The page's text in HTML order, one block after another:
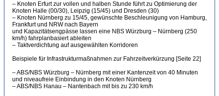
– Knoten Erfurt zur vollen und halben Stunde führt zu Optimierung der
Knoten Halle (00/30), Leipzig (15/45) und Dresden (30)
– Knoten Nürnberg zu 15/45, gewünschte Beschleunigung von Hamburg,
Frankfurt und NRW nach Bayern
und Kapazitätsengpässe lassen eine NBS Würzburg – Nürnberg (250
km/h) fahrplanbasiert ableiten
– Taktverdichtung auf ausgewählten Korridoren
Beispiele für Infrastrukturmaßnahmen zur Fahrzeitverkürzung [Seite 22]
– ABS/NBS Würzburg – Nürnberg mit einer Kantenzeit von 40 Minuten
und niveaufreie Einbindung in den Knoten Nürnberg
– ABS/NBS Hanau – Nantenbach mit bis zu 230 km/h